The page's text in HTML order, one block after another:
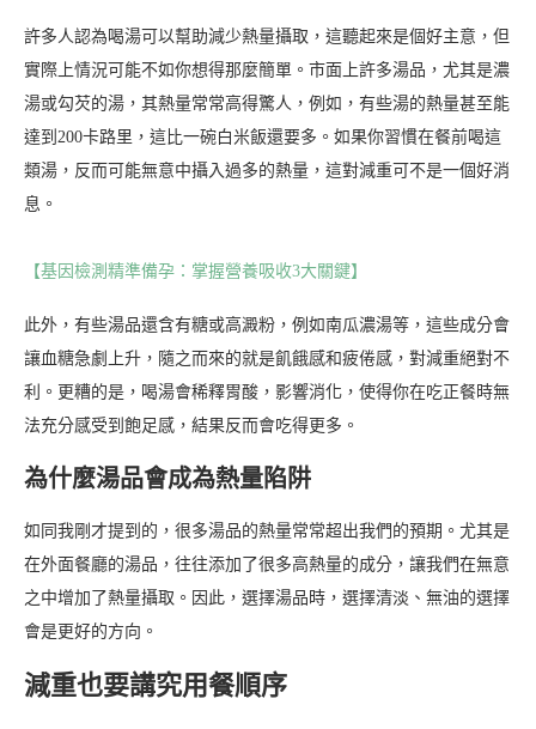
許多人認為喝湯可以幫助減少熱量攝取，這聽起來是個好主意，但
實際上情況可能不如你想得那麼簡單。市面上許多湯品，尤其是濃
湯或勾芡的湯，其熱量常常高得驚人，例如，有些湯的熱量甚至能
達到200卡路里，這比一碗白米飯還要多。如果你習慣在餐前喝這
類湯，反而可能無意中攝入過多的熱量，這對減重可不是一個好消
息。
【基因檢測精準備孕：掌握營養吸收3大關鍵】
此外，有些湯品還含有糖或高澱粉，例如南瓜濃湯等，這些成分會
讓血糖急劇上升，隨之而來的就是飢餓感和疲倦感，對減重絕對不
利。更糟的是，喝湯會稀釋胃酸，影響消化，使得你在吃正餐時無
法充分感受到飽足感，結果反而會吃得更多。
為什麼湯品會成為熱量陷阱
如同我剛才提到的，很多湯品的熱量常常超出我們的預期。尤其是
在外面餐廳的湯品，往往添加了很多高熱量的成分，讓我們在無意
之中增加了熱量攝取。因此，選擇湯品時，選擇清淡、無油的選擇
會是更好的方向。
減重也要講究用餐順序